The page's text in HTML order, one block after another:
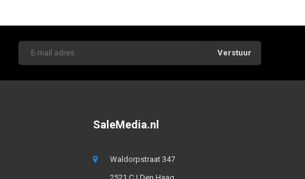
Verstuur
SaleMedia.nl
Waldorpstraat 347